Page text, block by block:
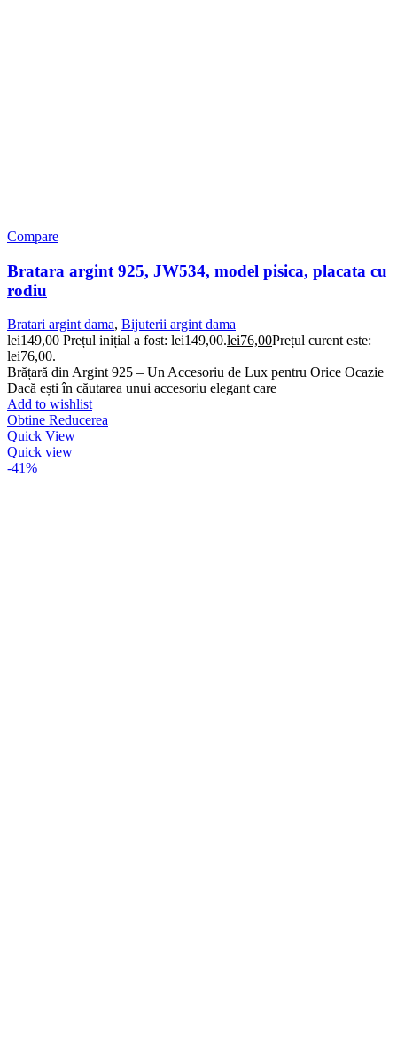
Compare
Bratara argint 925, JW534, model pisica, placata cu
rodiu
Bratari argint dama, Bijuterii argint dama
lei149,00 Prețul inițial a fost: lei149,00.lei76,00Prețul curent este:
lei76,00.
Brățară din Argint 925 – Un Accesoriu de Lux pentru Orice Ocazie
Dacă ești în căutarea unui accesoriu elegant care
Add to wishlist
Obtine Reducerea
Quick View
Quick view
-41%